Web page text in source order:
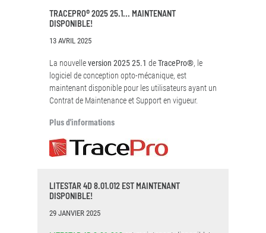
TRACEPRO® 2025 25.1... MAINTENANT
DISPONIBLE!
13 AVRIL 2025
La nouvelleversion 2025 25.1 deTracePro®, le
logiciel de conception opto-mécanique, est
maintenant disponible pour les utilisateurs ayant un
Contrat de Maintenance et Support en vigueur.
Plus d'informations
LITESTAR 4D 8.01.012 EST MAINTENANT
DISPONIBLE!
29 JANVIER 2025